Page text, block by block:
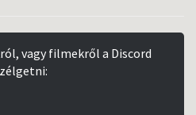
vagy filmekről a Discord